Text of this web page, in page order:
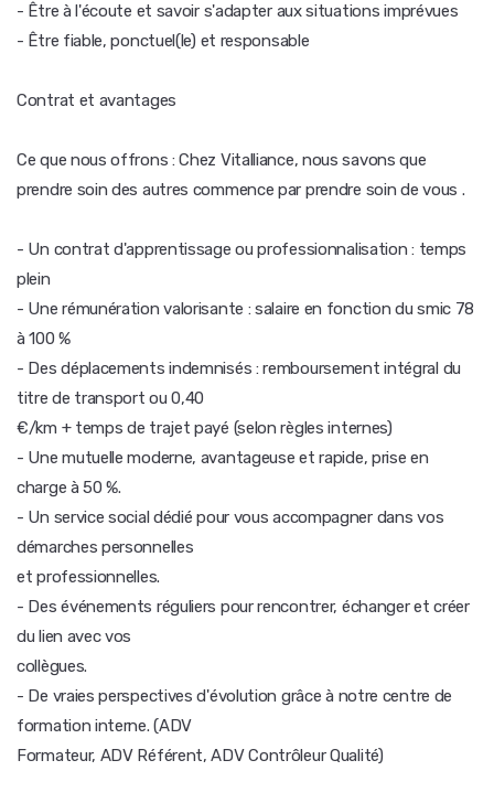
- Être à l'écoute et savoir s'adapter aux situations imprévues
- Être fiable, ponctuel(le) et responsable
Contrat et avantages
Ce que nous offrons : Chez Vitalliance, nous savons que
prendre soin des autres commence par prendre soin de vous .
- Un contrat d'apprentissage ou professionnalisation : temps
plein
- Une rémunération valorisante : salaire en fonction du smic 78
à 100 %
- Des déplacements indemnisés : remboursement intégral du
titre de transport ou 0,40
€/km + temps de trajet payé (selon règles internes)
- Une mutuelle moderne, avantageuse et rapide, prise en
charge à 50 %.
- Un service social dédié pour vous accompagner dans vos
démarches personnelles
et professionnelles.
- Des événements réguliers pour rencontrer, échanger et créer
du lien avec vos
collègues.
- De vraies perspectives d'évolution grâce à notre centre de
formation interne. (ADV
Formateur, ADV Référent, ADV Contrôleur Qualité)